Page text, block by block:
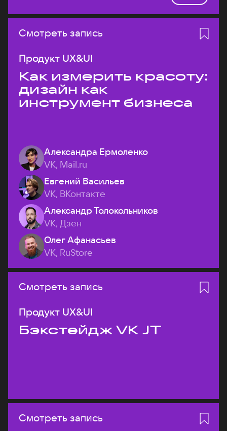
Смотреть запись
Продукт UX&UI
Как измерить красоту:
дизайн как
инструмент бизнеса
Александра Ермоленко
VK, Mail.ru
Евгений Васильев
VK, ВКонтакте
Александр Толокольников
VK, Дзен
Олег Афанасьев
VK, RuStore
Смотреть запись
Продукт UX&UI
Бэкстейдж VK JT
Смотреть запись